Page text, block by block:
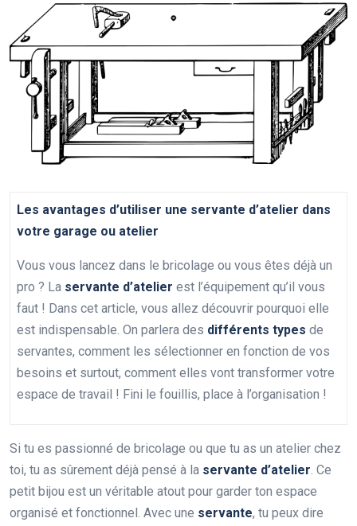
Les avantages d’utiliser une servante d’atelier dans
votre garage ou atelier
Vous vous lancez dans le bricolage ou vous êtes déjà un
pro ? La servante d’atelier est l’équipement qu’il vous
faut ! Dans cet article, vous allez découvrir pourquoi elle
est indispensable. On parlera des différents types de
servantes, comment les sélectionner en fonction de vos
besoins et surtout, comment elles vont transformer votre
espace de travail ! Fini le fouillis, place à l’organisation !
Si tu es passionné de bricolage ou que tu as un atelier chez
toi, tu as sûrement déjà pensé à la servante d’atelier. Ce
petit bijou est un véritable atout pour garder ton espace
organisé et fonctionnel. Avec une servante, tu peux dire